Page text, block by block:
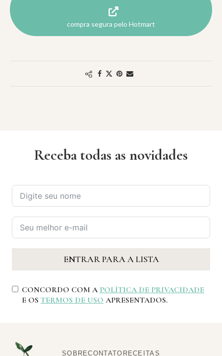
compra segura pelo Hotmart
Receba todas as novidades
ENTRAR PARA A LISTA
CONCORDO COM A POLÍTICA DE PRIVACIDADE
E OS TERMOS DE USO APRESENTADOS.
SOBRECONTATO RECEITAS